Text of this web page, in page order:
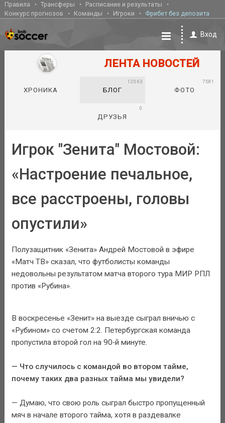
Правила Трансферы
Расписание и результаты
Конкурс прогнозов
Команды Игроки Фрибет без депозита
Вход
ЛЕНТА НОВОСТЕЙ
ХРОНИКА БЛОГ
12063
ФОТО
7581
ДРУЗЬЯ
0
Игрок "Зенита" Мостовой:
«Настроение печальное,
все расстроены, головы
опустили»
Полузащитник «Зенита» Андрей Мостовой в эфире
«Матч ТВ» сказал, что футболисты команды
недовольны результатом матча второго тура МИР РПЛ
против «Рубина».
В воскресенье «Зенит» на выезде сыграл вничью с
«Рубином» со счетом 2:2. Петербургская команда
пропустила второй гол на 90‑й минуте.
— Что случилось с командой во втором тайме,
почему таких два разных тайма мы увидели?
— Думаю, что свою роль сыграл быстро пропущенный
мяч в начале второго тайма, хотя в раздевалке